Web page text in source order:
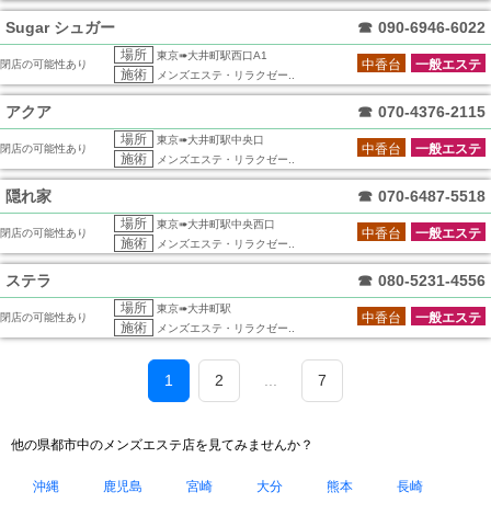
Sugar シュガー ☎ 090-6946-6022
閉店の可能性あり
場所 東京➠大井町駅西口A1
施術 メンズエステ・リラクゼー..
一般エステ
中香台
アクア ☎ 070-4376-2115
閉店の可能性あり
場所 東京➠大井町駅中央口
施術 メンズエステ・リラクゼー..
一般エステ
中香台
隠れ家 ☎ 070-6487-5518
閉店の可能性あり
場所 東京➠大井町駅中央西口
施術 メンズエステ・リラクゼー..
一般エステ
中香台
ステラ ☎ 080-5231-4556
閉店の可能性あり
場所 東京➠大井町駅
施術 メンズエステ・リラクゼー..
一般エステ
中香台
1 2 7
他の県都市中のメンズエステ店を見てみませんか？
沖縄 鹿児島 宮崎 大分 熊本 長崎